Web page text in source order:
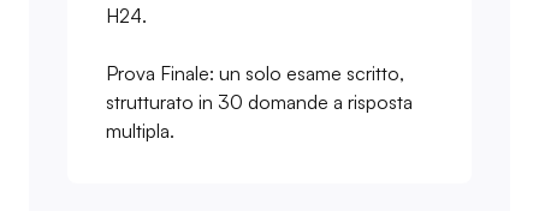
H24.
Prova Finale: un solo esame scritto,
strutturato in 30 domande a risposta
multipla.